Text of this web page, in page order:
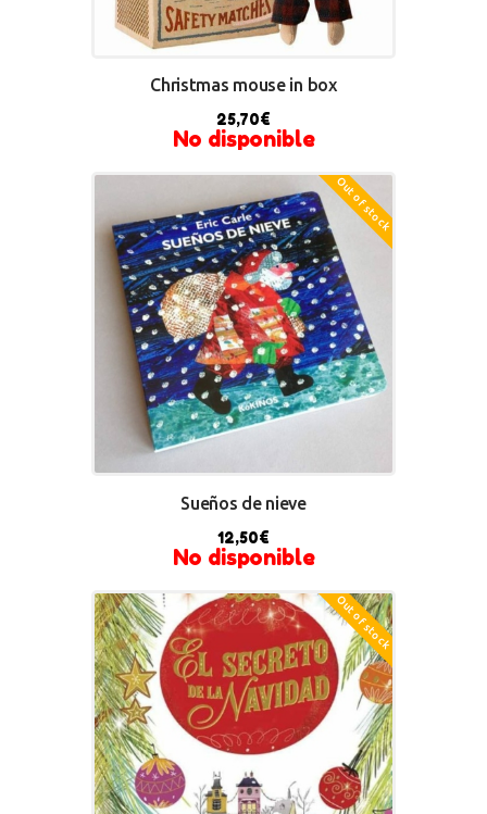
Christmas mouse in box
25,70€
No disponible
Out of stock
Sueños de nieve
12,50€
No disponible
Out of stock